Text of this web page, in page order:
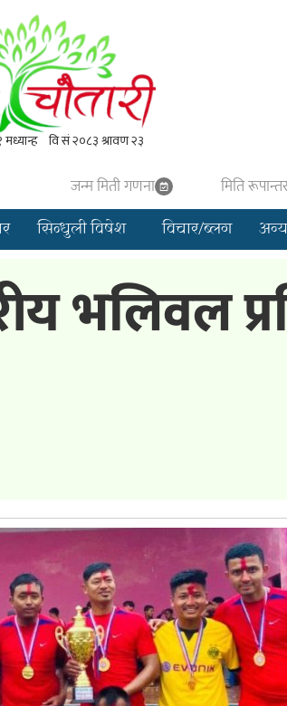
जन्म मिती गणना मिति
सिन्धुली विषेश विचार/ब्लग अन्य
भलिवल